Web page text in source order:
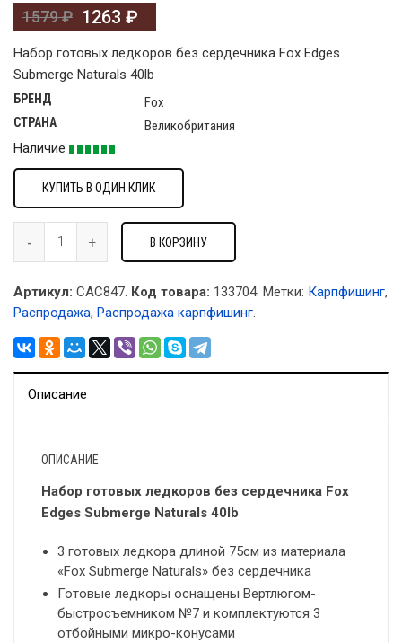
1579₽ 1263 ₽
Набор готовых ледкоров без сердечника Fox Edges
Submerge Naturals 40lb
БРЕНД Fox
СТРАНА
Великобритания
Наличие
КУПИТЬ В ОДИН КЛИК
В КОРЗИНУ
Артикул: CAC847. Код товара: 133704. Метки: Карпфишинг,
Распродажа, Распродажа карпфишинг.
Описание
ОПИСАНИЕ
Набор готовых ледкоров без сердечника Fox
Edges Submerge Naturals 40lb
3 готовых ледкора длиной 75см из материала
«Fox Submerge Naturals» без сердечника
Готовые ледкоры оснащены Вертлюгом-
быстросъемником №7 и комплектуются 3
отбойными микро-конусами